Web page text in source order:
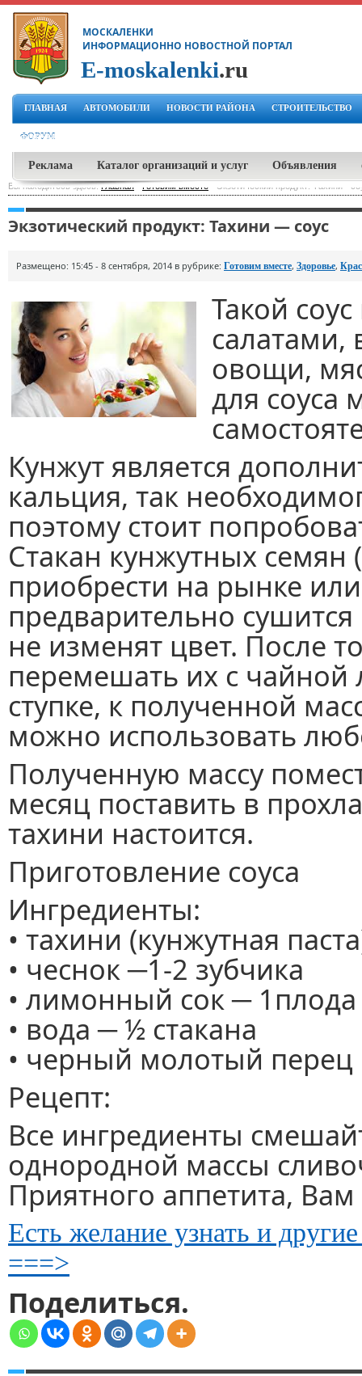
МОСКАЛЕНКИ
ИНФОРМАЦИОННО НОВОСТНОЙ ПОРТАЛ
E-moskalenki.ru
ГЛАВНАЯ АВТОМОБИЛИ НОВОСТИ РАЙОНА СТРОИТЕЛЬСТВО
ФОРУМ
Реклама Каталог организаций и услуг Объявления
Вы находитесь здесь:Главная-Готовим вместе Экзотический продукт: Тахини -
Экзотический продукт: Тахини — соус
Размещено: 15:45 - 8 сентября, 2014 в рубрике: Готовим вместе, Здоровье,
Такой
салатами,
овощи,
для соуса
Кунжут является
кальция, так
поэтому стоит
Стакан кунжутных семян
приобрести на рынке
предварительно
не изменят цвет. После
перемешать их с чайной
ступке, к полученной
можно использовать
Полученную массу
месяц поставить в
тахини настоится.
Приготовление соуса
Ингредиенты:
• тахини (кунжутная
• чеснок ─1-2 зубчика
• лимонный сок ─ 1плода
• вода ─ ½ стакана
• черный молотый перец
Рецепт:
Все ингредиенты
однородной массы
Приятного аппетита,
Есть желание узнать и
===>
Поделиться.